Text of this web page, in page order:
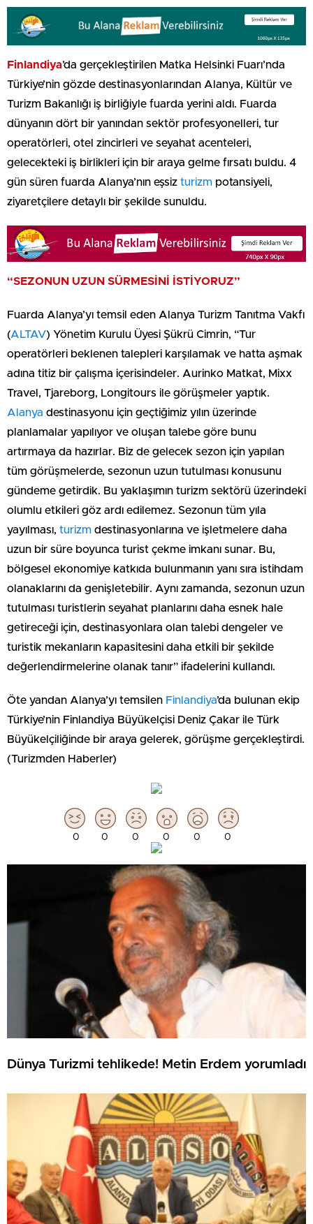
Finlandiya’da gerçekleştirilen Matka Helsinki Fuarı’nda
Türkiye’nin gözde destinasyonlarından Alanya, Kültür ve
Turizm Bakanlığı iş birliğiyle fuarda yerini aldı. Fuarda
dünyanın dört bir yanından sektör profesyonelleri, tur
operatörleri, otel zincirleri ve seyahat acenteleri,
gelecekteki iş birlikleri için bir araya gelme fırsatı buldu. 4
gün süren fuarda Alanya’nın eşsiz turizm potansiyeli,
ziyaretçilere detaylı bir şekilde sunuldu.
“SEZONUN UZUN SÜRMESİNİ İSTİYORUZ”
Fuarda Alanya’yı temsil eden Alanya Turizm Tanıtma Vakfı
(ALTAV) Yönetim Kurulu Üyesi Şükrü Cimrin, “Tur
operatörleri beklenen talepleri karşılamak ve hatta aşmak
adına titiz bir çalışma içerisindeler. Aurinko Matkat, Mixx
Travel, Tjareborg, Longitours ile görüşmeler yaptık.
Alanya destinasyonu için geçtiğimiz yılın üzerinde
planlamalar yapılıyor ve oluşan talebe göre bunu
artırmaya da hazırlar. Biz de gelecek sezon için yapılan
tüm görüşmelerde, sezonun uzun tutulması konusunu
gündeme getirdik. Bu yaklaşımın turizm sektörü üzerindeki
olumlu etkileri göz ardı edilemez. Sezonun tüm yıla
yayılması, turizm destinasyonlarına ve işletmelere daha
uzun bir süre boyunca turist çekme imkanı sunar. Bu,
bölgesel ekonomiye katkıda bulunmanın yanı sıra istihdam
olanaklarını da genişletebilir. Aynı zamanda, sezonun uzun
tutulması turistlerin seyahat planlarını daha esnek hale
getireceği için, destinasyonlara olan talebi dengeler ve
turistik mekanların kapasitesini daha etkili bir şekilde
değerlendirmelerine olanak tanır” ifadelerini kullandı.
Öte yandan Alanya’yı temsilen Finlandiya’da bulunan ekip
Türkiye’nin Finlandiya Büyükelçisi Deniz Çakar ile Türk
Büyükelçiliğinde bir araya gelerek, görüşme gerçekleştirdi.
(Turizmden Haberler)
0 0 0 0 0 0
Dünya Turizmi tehlikede! Metin Erdem yorumladı